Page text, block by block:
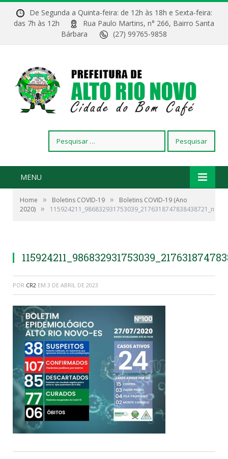
De Segunda a Quinta-feira: de 12h às 18h e Sexta-feira:
das 7h às 12h
Rua Paulo Martins, n° 266, Bairro Santa
Bárbara
(27) 99765-9858
por:
MENU
Home » Boletins COVID-19 »
Boletins COVID-19 (Ano
2020) » 115924211_986832931753039_2176318747838438721_n
POR CR2 EM 3 DE ABRIL DE 2023